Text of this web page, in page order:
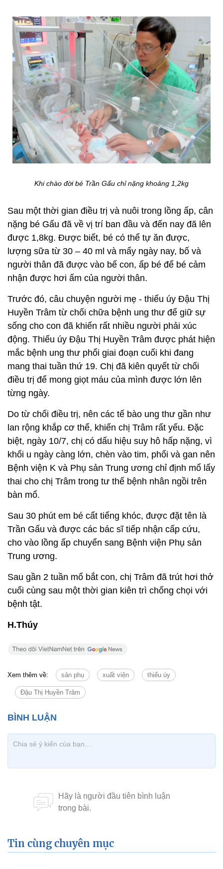
Khi chào đời bé Trần Gấu chỉ nặng khoảng 1,2kg
Sau một thời gian điều trị và nuôi trong lồng ấp, cân
nặng bé Gấu đã về vị trí ban đầu và đến nay đã lên
được 1,8kg. Được biết, bé có thể tự ăn được,
lượng sữa từ 30 – 40 ml và mấy ngày nay, bố và
người thân đã được vào bế con, ấp bé để bé cảm
nhận được hơi ấm của người thân.
Trước đó, câu chuyện người mẹ - thiếu úy Đậu Thị
Huyền Trâm từ chối chữa bệnh ung thư để giữ sự
sống cho con đã khiến rất nhiều người phải xúc
động. Thiếu úy Đậu Thị Huyền Trâm được phát hiện
mắc bệnh ung thư phổi giai đoạn cuối khi đang
mang thai tuần thứ 19. Chị đã kiên quyết từ chối
điều trị để mong giọt máu của mình được lớn lên
từng ngày.
Do từ chối điều trị, nên các tế bào ung thư gần như
lan rộng khắp cơ thể, khiến chị Trâm rất yếu. Đặc
biệt, ngày 10/7, chị có dấu hiệu suy hô hấp nặng, vì
khối u ngày càng lớn, chèn vào tim, phổi và gan nên
Bệnh viện K và Phụ sản Trung ương chỉ định mổ lấy
thai cho chị Trâm trong tư thế bệnh nhân ngồi trên
bàn mổ.
Sau 30 phút em bé cất tiếng khóc, được đặt tên là
Trần Gấu và được các bác sĩ tiếp nhận cấp cứu,
cho vào lồng ấp chuyển sang Bệnh viện Phụ sản
Trung ương.
Sau gần 2 tuần mổ bắt con, chị Trâm đã trút hơi thở
cuối cùng sau một thời gian kiên trì chống chọi với
bệnh tật.
H.Thúy
Xem thêm về: sản phụ xuất viện thiếu úy
Đậu Thị Huyền Trâm
Tin cùng chuyên mục